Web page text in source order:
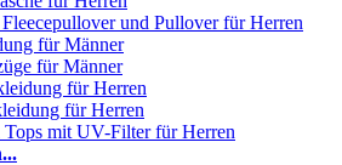
Fleecepullover und Pullover für Herren
für Männer
für Männer
für Herren
für Herren
Tops mit UV-Filter für Herren